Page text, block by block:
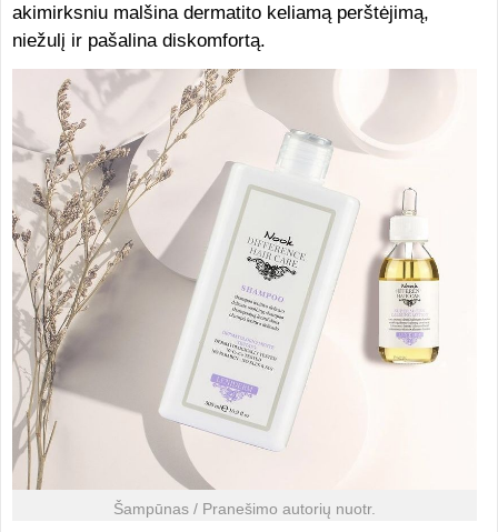
akimirksniu malšina dermatito keliamą perštėjimą,
niežulį ir pašalina diskomfortą.
Šampūnas / Pranešimo autorių nuotr.